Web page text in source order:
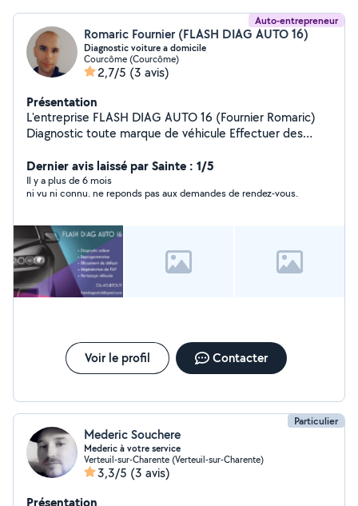
Auto-entrepreneur
Romaric Fournier (FLASH DIAG AUTO 16)
Diagnostic voiture a domicile
Courcôme (Courcôme)
2,7/5 (3 avis)
Présentation
L'entreprise FLASH DIAG AUTO 16 (Fournier Romaric)
Diagnostic toute marque de véhicule Effectuer des
Coder ou reprogrammer une clé Optimisation moteur,
conversion E85, suppression FAP, Adblue ou autres
Dernier avis laissé par Sainte : 1/5
Il y a plus de 6 mois
ni vu ni connu. ne reponds pas aux demandes de rendez-vous.
Voir le profil Contacter
Particulier
Mederic Souchere
Mederic à votre service
Verteuil-sur-Charente (Verteuil-sur-Charente)
3,3/5 (3 avis)
Présentation